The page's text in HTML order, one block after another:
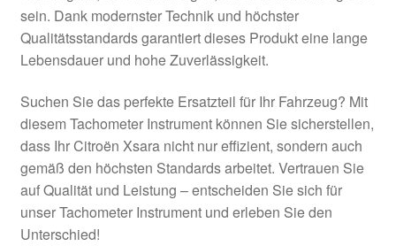
Über uns
Warenkorb
Weltweiter Versand
Zahlungen
sein. Dank modernster Technik und höchster
Qualitätsstandards garantiert dieses Produkt eine lange
Lebensdauer und hohe Zuverlässigkeit.
Suchen Sie das perfekte Ersatzteil für Ihr Fahrzeug? Mit
diesem Tachometer Instrument können Sie sicherstellen,
dass Ihr Citroën Xsara nicht nur effizient, sondern auch
gemäß den höchsten Standards arbeitet. Vertrauen Sie
auf Qualität und Leistung – entscheiden Sie sich für
unser Tachometer Instrument und erleben Sie den
Unterschied!